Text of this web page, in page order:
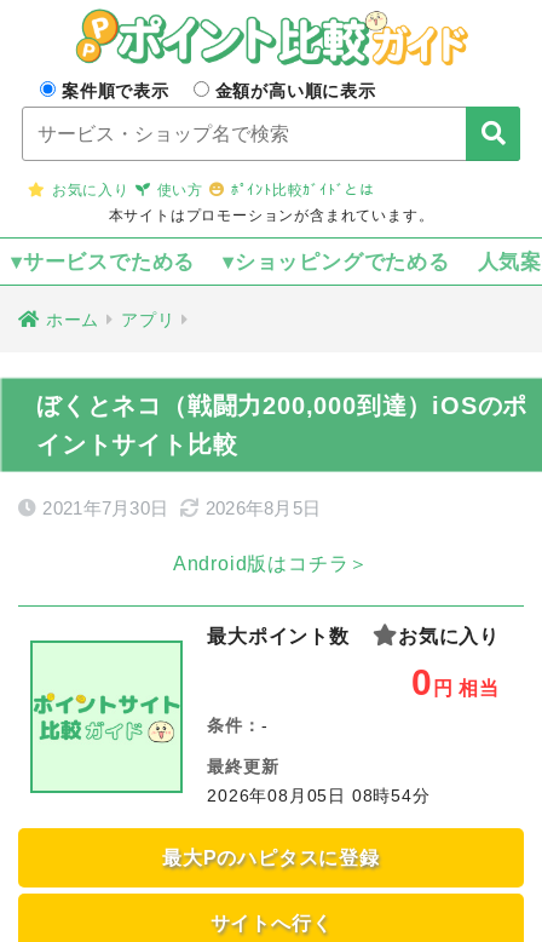
案件順で表示 金額が高い順に表示
お気に入り 使い方
ﾎﾟｲﾝﾄ比較ｶﾞｲﾄﾞとは
本サイトはプロモーションが含まれています。
▾サービスでためる ▾ショッピングでためる 人気
ホーム アプリ
ぼくとネコ（戦闘力200,000到達）iOSのポ
イントサイト比較
2021年7月30日 2026年8月5日
Android版はコチラ＞
最大ポイント数 お気に入り
0 円 相当
条件： -
最終更新
2026年08月05日 08時54分
最大Pのハピタスに登録
サイトへ行く